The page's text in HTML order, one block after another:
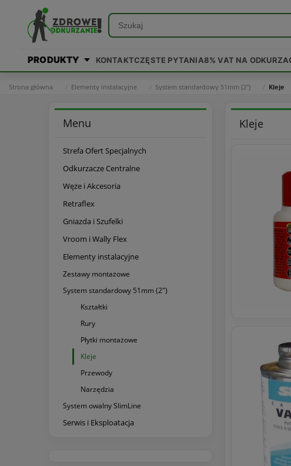
PRODUKTY KONTAKTCZĘSTE PYTANIA8% VAT NA
Strona główna Elementy instalacyjne System standardowy 51mm (2") Kleje
Menu
Strefa Ofert Specjalnych
Odkurzacze Centralne
Węże i Akcesoria
Retraflex
Gniazda i Szufelki
Vroom i Wally Flex
Elementy instalacyjne
Zestawy montażowe
System standardowy 51mm (2")
Kształtki
Rury
Płytki montażowe
Kleje
Przewody
Narzędzia
System owalny SlimLine
Serwis i Eksploatacja
Kleje